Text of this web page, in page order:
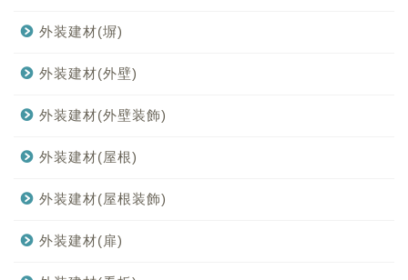
外装建材(塀)
外装建材(外壁)
外装建材(外壁装飾)
外装建材(屋根)
外装建材(屋根装飾)
外装建材(扉)